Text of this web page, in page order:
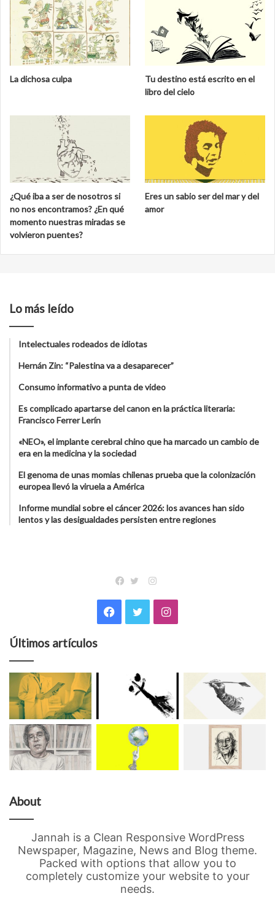
La dichosa culpa
Tu destino está escrito en el
libro del cielo
¿Qué iba a ser de nosotros si
no nos encontramos? ¿En qué
momento nuestras miradas se
volvieron puentes?
Eres un sabio ser del mar y del
amor
Lo más leído
Intelectuales rodeados de idiotas
Hernán Zin: “Palestina va a desaparecer”
Consumo informativo a punta de video
Es complicado apartarse del canon en la práctica literaria:
Francisco Ferrer Lerín
«NEO», el implante cerebral chino que ha marcado un cambio de
era en la medicina y la sociedad
El genoma de unas momias chilenas prueba que la colonización
europea llevó la viruela a América
Informe mundial sobre el cáncer 2026: los avances han sido
lentos y las desigualdades persisten entre regiones
Instagram
Facebook
TwitterInstagram
Últimos artículos
About
Jannah is a Clean Responsive WordPress
Newspaper, Magazine, News and Blog theme.
Packed with options that allow you to
completely customize your website to your
needs.